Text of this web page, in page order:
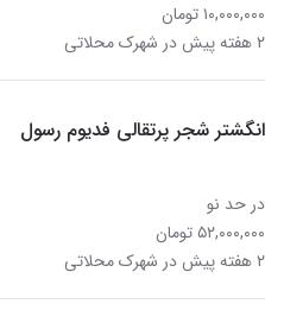
۱۰,۰۰۰,۰۰۰ تومان
۲ هفته پیش در شهرک محلاتی
انگشتر شجر پرتقالی فدیوم رسول
در حد نو
۵۲,۰۰۰,۰۰۰ تومان
۲ هفته پیش در شهرک محلاتی